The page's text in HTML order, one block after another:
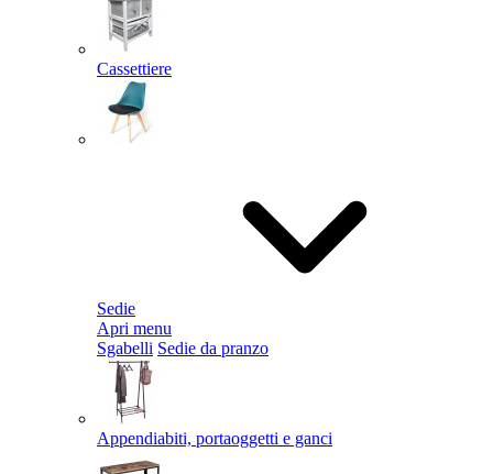
Cassettiere
Sedie
Apri menu
Sgabelli Sedie da pranzo
Appendiabiti, portaoggetti e ganci